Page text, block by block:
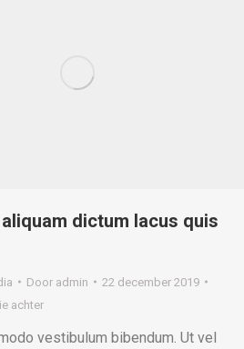
dictum lacus quis
Door admin
22 december 2019
achter
vestibulum bibendum. Ut vel